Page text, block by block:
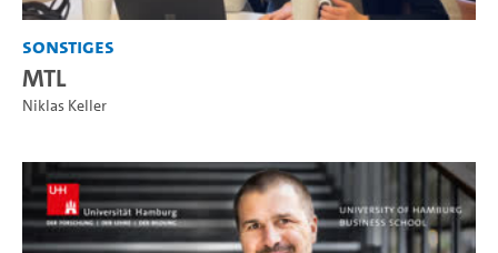
Sonstiges
MTL
Niklas Keller